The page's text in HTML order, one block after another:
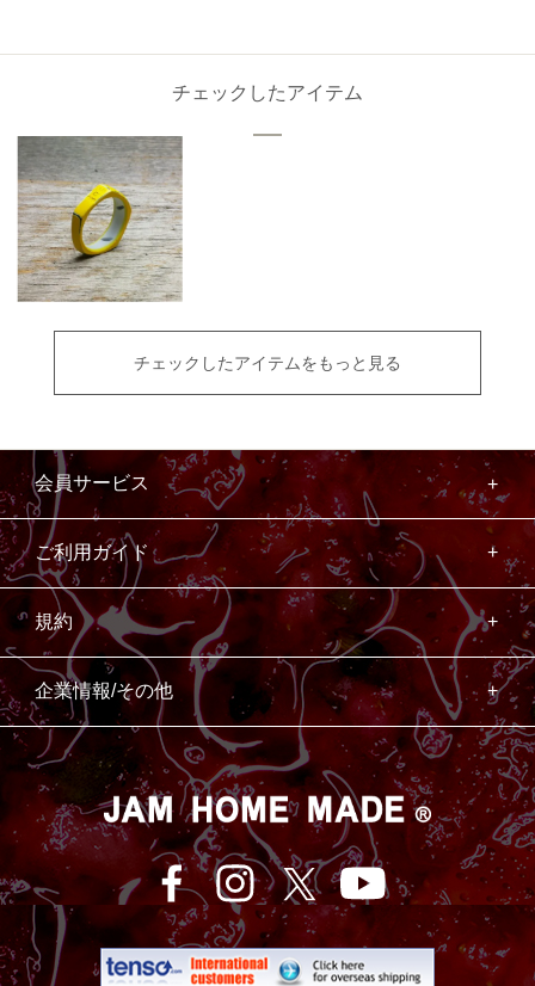
チェックしたアイテム
チェックしたアイテムをもっと見る
会員サービス
ご利用ガイド
規約
企業情報/その他